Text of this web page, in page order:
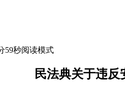
59秒阅读模式
民法典关于违反